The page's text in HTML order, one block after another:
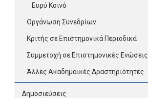
Ευρύ Κοινό
Οργάνωση Συνεδρίων
Κριτής σε Επιστημονικά Περιοδικά
Συμμετοχή σε Επιστημονικές Ενώσεις
Άλλες Ακαδημαϊκές Δραστηριότητες
Δημοσιεύσεις